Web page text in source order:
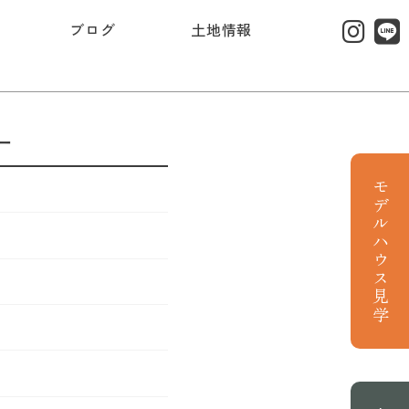
ブログ 土地情報
モデルハウス見学